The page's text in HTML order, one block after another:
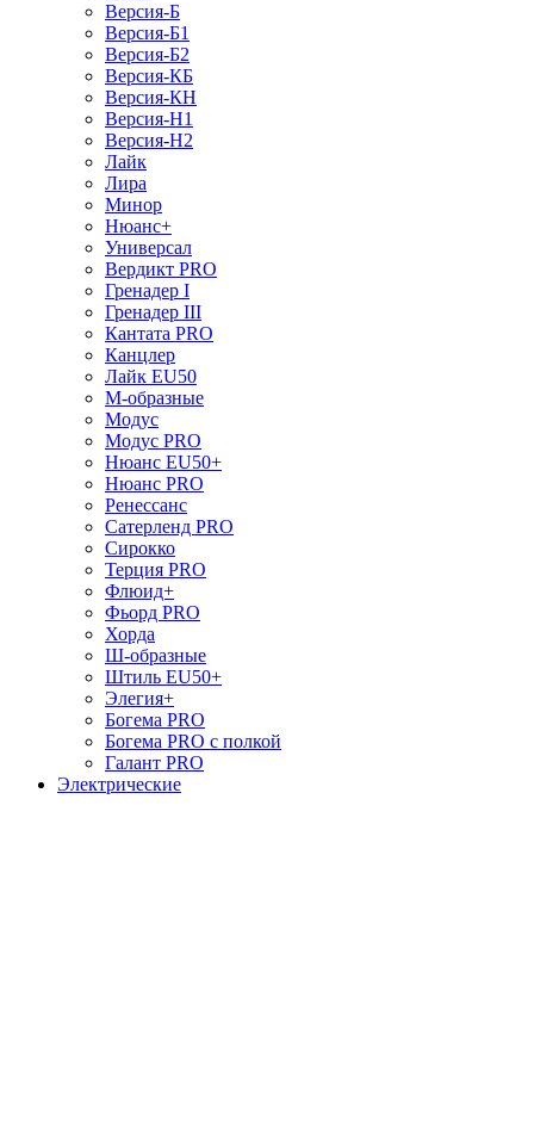
Версия-Б
Версия-Б1
Версия-Б2
Версия-КБ
Версия-КН
Версия-Н1
Версия-Н2
Лайк
Лира
Минор
Нюанс+
Универсал
Вердикт PRO
Гренадер I
Гренадер III
Кантата PRO
Канцлер
Лайк EU50
М-образные
Модус
Модус PRO
Нюанс EU50+
Нюанс PRO
Ренессанс
Сатерленд PRO
Сирокко
Терция PRO
Флюид+
Фьорд PRO
Хорда
Ш-образные
Штиль EU50+
Элегия+
Богема PRO
Богема PRO с полкой
Галант PRO
Электрические